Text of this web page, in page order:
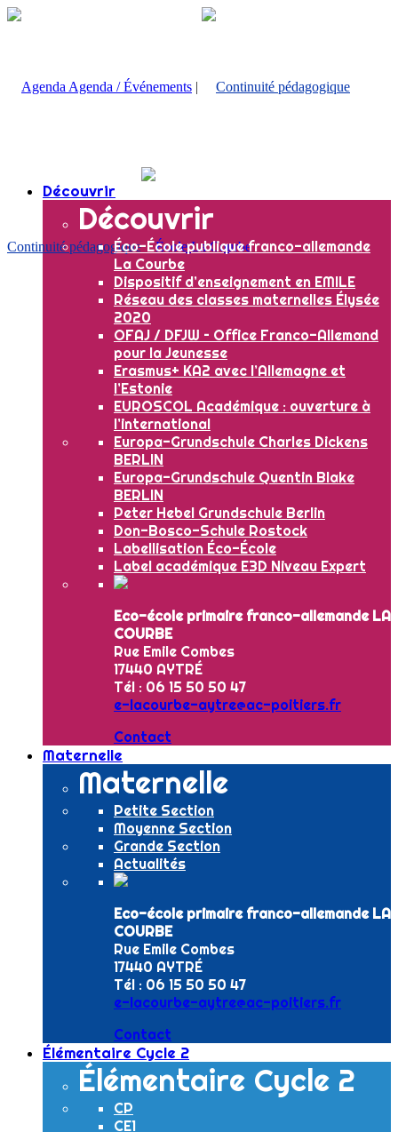
Agenda / Événements |
Continuité pédagogique
Découvrir
Découvrir
Éco-École publique franco-allemande
La Courbe
Dispositif d’enseignement en EMILE
Réseau des classes maternelles Élysée
2020
OFAJ / DFJW – Office Franco-Allemand
pour la Jeunesse
Erasmus+ KA2 avec l’Allemagne et
l’Estonie
EUROSCOL Académique : ouverture à
l’international
Europa-Grundschule Charles Dickens
BERLIN
Europa-Grundschule Quentin Blake
BERLIN
Peter Hebel Grundschule Berlin
Don-Bosco-Schule Rostock
Labellisation Éco-École
Label académique E3D Niveau Expert
Eco-école primaire franco-allemande LA
COURBE
Rue Emile Combes
17440 AYTRÉ
Tél : 06 15 50 50 47
e-lacourbe-aytre@ac-poitiers.fr
Contact
Maternelle
Maternelle
Petite Section
Moyenne Section
Grande Section
Actualités
Eco-école primaire franco-allemande LA
COURBE
Rue Emile Combes
17440 AYTRÉ
Tél : 06 15 50 50 47
e-lacourbe-aytre@ac-poitiers.fr
Contact
Élémentaire Cycle 2
Élémentaire Cycle 2
CP
CE1